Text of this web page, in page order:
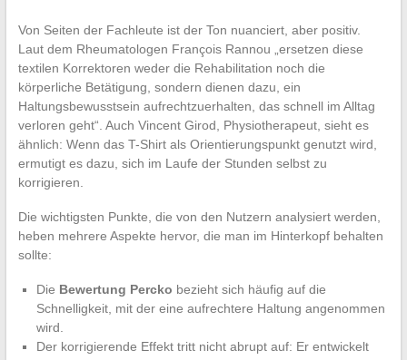
Von Seiten der Fachleute ist der Ton nuanciert, aber positiv.
Laut dem Rheumatologen François Rannou „ersetzen diese
textilen Korrektoren weder die Rehabilitation noch die
körperliche Betätigung, sondern dienen dazu, ein
Haltungsbewusstsein aufrechtzuerhalten, das schnell im Alltag
verloren geht“. Auch Vincent Girod, Physiotherapeut, sieht es
ähnlich: Wenn das T-Shirt als Orientierungspunkt genutzt wird,
ermutigt es dazu, sich im Laufe der Stunden selbst zu
korrigieren.
Die wichtigsten Punkte, die von den Nutzern analysiert werden,
heben mehrere Aspekte hervor, die man im Hinterkopf behalten
sollte:
Die Bewertung Percko bezieht sich häufig auf die
Schnelligkeit, mit der eine aufrechtere Haltung angenommen
wird.
Der korrigierende Effekt tritt nicht abrupt auf: Er entwickelt